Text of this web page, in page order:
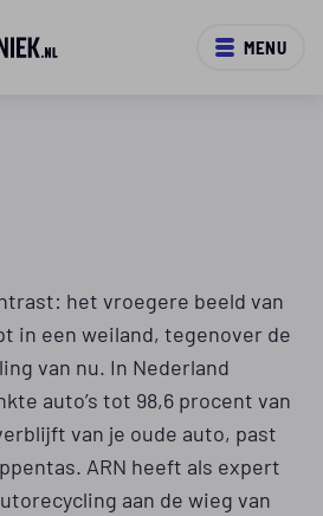
MENU
het vroegere beeld van
in een weiland, tegenover de
van nu. In Nederland
auto’s tot 98,6 procent van
van je oude auto, past
ARN heeft als expert
aan de wieg van